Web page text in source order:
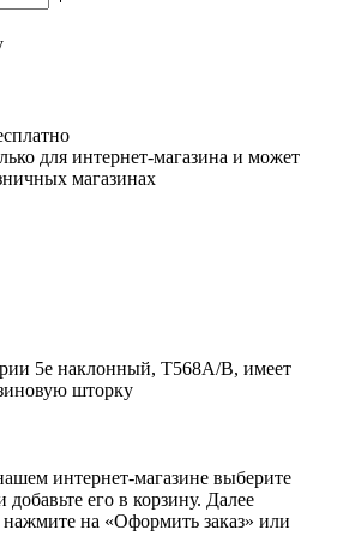
для интернет-магазина и может
магазинах
5e наклонный, Т568А/В, имеет
шторку
интернет-магазине выберите
его в корзину. Далее
на «Оформить заказ» или